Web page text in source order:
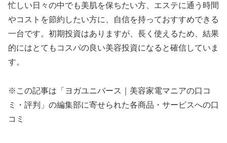
忙しい日々の中でも美肌を保ちたい方、エステに通う時間
やコストを節約したい方に、自信を持っておすすめできる
一台です。初期投資はありますが、長く使えるため、結果
的にはとてもコスパの良い美容投資になると確信していま
す。
※この記事は「ヨガユニバース｜美容家電マニアの口コ
ミ・評判」の編集部に寄せられた各商品・サービスへの口
コミ